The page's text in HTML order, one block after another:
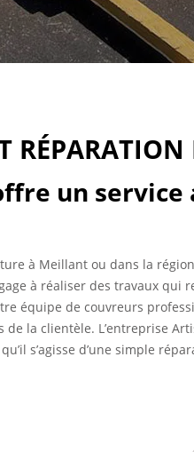
un
à Meillant ou dans la
à réaliser des travaux
équipe de couvreurs
de la clientèle. L’entreprise
s’agisse d’une simple